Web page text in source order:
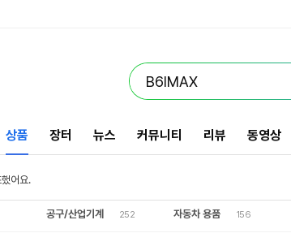
상품 장터 뉴스 커뮤니티 리뷰 동영상
어요.
공구/산업기계 252 자동차 용품 156